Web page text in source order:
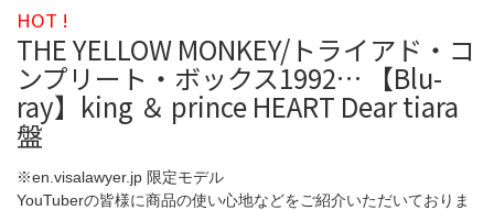
HOT !
THE YELLOW MONKEY/トライアド・コ
ンプリート・ボックス1992… 【Blu-
ray】king ＆ prince HEART Dear tiara
盤
※en.visalawyer.jp 限定モデル
YouTuberの皆様に商品の使い心地などをご紹介いただいておりま